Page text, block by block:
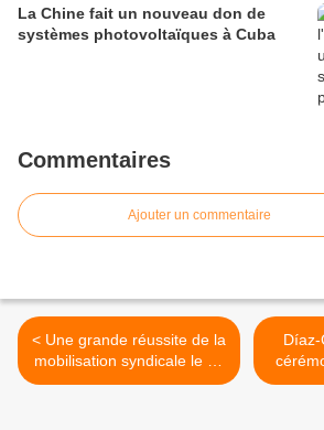
La Chine fait un nouveau don de
systèmes photovoltaïques à Cuba
Commentaires
Ajouter un commentaire
< Une grande réussite de la
mobilisation syndicale le 18
septembre
les